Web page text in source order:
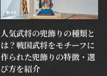
人気武将の兜飾りの種類と
は？戦国武将をモチーフに
作られた兜飾りの特徴・選
び方を紹介